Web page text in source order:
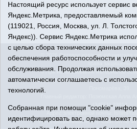
© 2026 Сетевое издание «Ишимская
права защищены.
© При использовании материалов
Адрес редакции: 627750 Тюменская
(34551) 23814
Адрес электронной почты:
Регистрационный номер СМИ Эл №
Настоящий ресурс использует сервис
Яндекс.Метрика, предоставляемый
(119021, Россия, Москва, ул. Л.
Яндекс)). Сервис Яндекс.Метрика
с целью сбора технических данных
обеспечения работоспособности и
обслуживания. Продолжая
автоматически соглашаетесь с
технологий.
Собранная при помощи "cookie"
идентифицировать вас, однако может